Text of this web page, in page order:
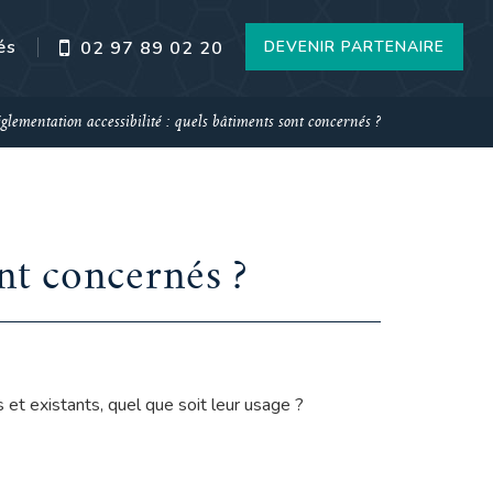
02 97 89 02 20 DEVENIR PARTENAIRE
accessibilité : quels bâtiments sont concernés ?
concernés ?
existants, quel que soit leur usage ?